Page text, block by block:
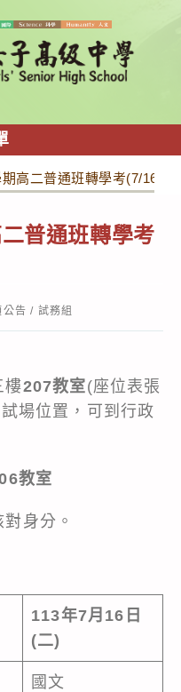
高二普通班轉學考(7/16)公
普通班轉學考
公告 / 試務組
樓207教室(座位表張
場位置，可到行政
教室
對身分。
113年7月16日
(二)
國文